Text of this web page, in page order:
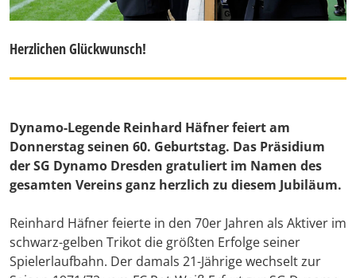
Herzlichen Glückwunsch!
Dynamo-Legende Reinhard Häfner feiert am
Donnerstag seinen 60. Geburtstag. Das Präsidium
der SG Dynamo Dresden gratuliert im Namen des
gesamten Vereins ganz herzlich zu diesem Jubiläum.
Reinhard Häfner feierte in den 70er Jahren als Aktiver im
schwarz-gelben Trikot die größten Erfolge seiner
Spielerlaufbahn. Der damals 21-Jährige wechselt zur